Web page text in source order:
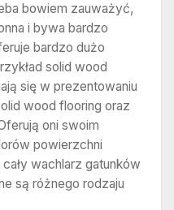
bowiem zauważyć,
i bywa bardzo
bardzo dużo
solid wood
się w prezentowaniu
wood flooring oraz
oni swoim
powierzchni
wachlarz gatunków
są różnego rodzaju